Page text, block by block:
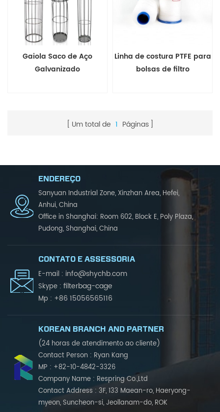
Gaiola Saco de Aço
Galvanizado
Linha de costura PTFE para
bolsas de filtro
Um total de 1 Páginas
ENDEREÇO
Sanyuan Industrial Zone, Xinzhan Area, Hefei,
Anhui, China
Office in Shanghai: Room 602, Block E, Poly Plaza,
Pudong, Shanghai, China
CONTATO E ASSESSORIA
E-mail : info@shychb.com
Skype : filterbag-cage
Mp : +86 15056565116
KOREAN BRANCH AND PARTNER
(24 horas de atendimento ao cliente)
Contact Person : Ryan Kang
MP : +82-10-4842-3326
Company Name : Respring Co.,Ltd
Contact Address : 3F, 133 Maean-ro, Haeryong-
myeon, Suncheon-si, Jeollanam-do, ROK